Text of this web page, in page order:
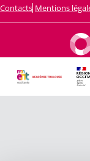
Contacts Mentions